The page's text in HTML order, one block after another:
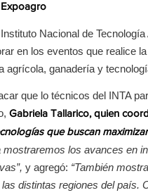
Nacional de
en los eventos que realice
agrícola, ganadería y
que lo técnicos del INTA
Gabriela Tallarico, quien
que buscan
los avances en
y agregó: “También
distintas regiones del